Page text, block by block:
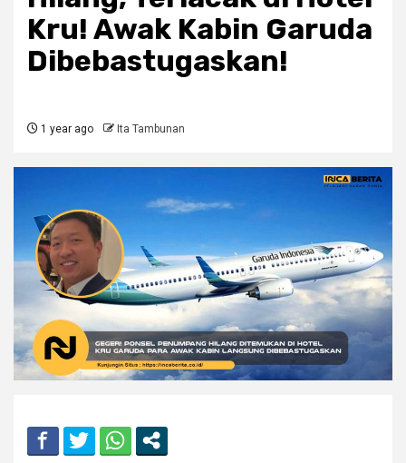
Kru! Awak Kabin Garuda
Dibebastugaskan!
1 year ago Ita Tambunan